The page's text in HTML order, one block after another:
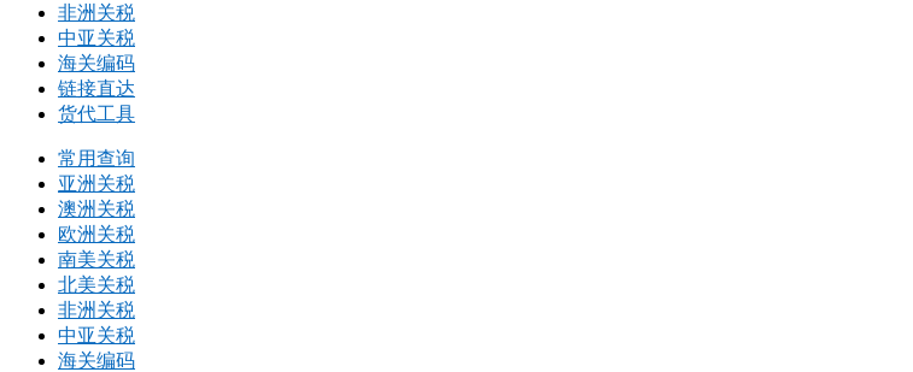
非洲关税
中亚关税
海关编码
链接直达
货代工具
常用查询
亚洲关税
澳洲关税
欧洲关税
南美关税
北美关税
非洲关税
中亚关税
海关编码